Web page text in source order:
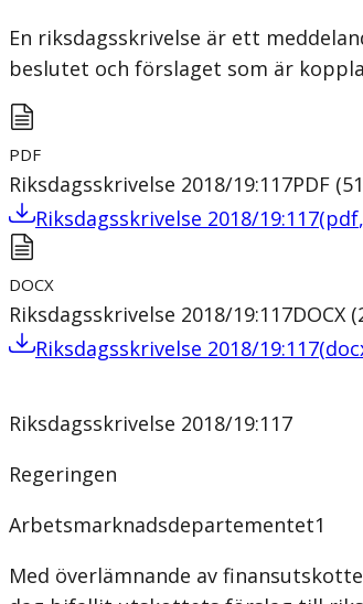
En riksdagsskrivelse är ett
beslutet och förslaget som är
PDF
Riksdagsskrivelse 2018/19:117PDF (51
Riksdagsskrivelse 2018/19:117(pdf,
DOCX
Riksdagsskrivelse 2018/19:117DOCX (
Riksdagsskrivelse 2018/19:117(
Riksdagsskrivelse 2018/19:117
Regeringen
Arbetsmarknadsdepartementet1
Med överlämnande av